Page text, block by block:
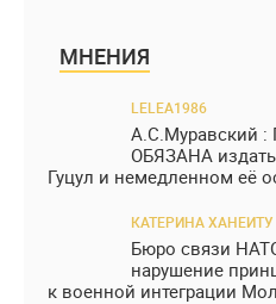
МНЕНИЯ
LELEA1986
А.С.Муравский :
ОБЯЗАНА
Гуцул и немедленном её
КАТЕРИНА ХАНЕИТУ
Бюро связи
нарушение
к военной интеграции